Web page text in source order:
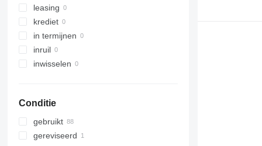
VitoR560
R580
R650
R660
R730
VNL
leasing
krediet
in termijnen
inruil
inwisselen
Conditie
gebruikt
gereviseerd